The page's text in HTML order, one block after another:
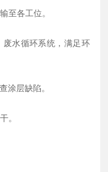
至各工位。
废水循环系统，满足环
涂层缺陷。
。